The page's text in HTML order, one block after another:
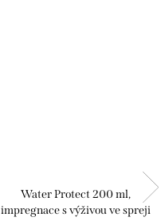
Water Protect 200 ml,
impregnace s výživou ve spreji